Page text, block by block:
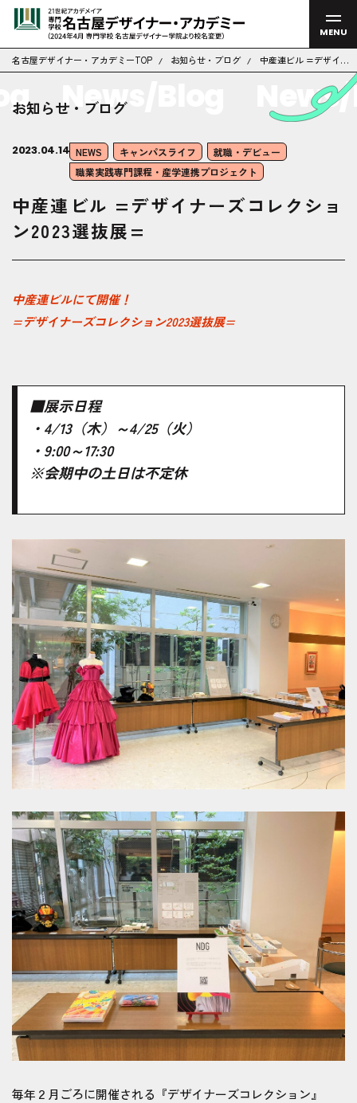
MENU
名古屋デザイナー・アカデミーTOP お知らせ・ブログ
中産連ビル =デザイナ
ーズコレクション2023
選抜展=
News/Blog News/
お知らせ・ブログ
2023.04.14 NEWS キャンパスライフ
就職・デビュー
職業実践専門課程・産学連携プロジェクト
中産連ビル =デザイナーズコレクショ
ン2023選抜展=
中産連ビルにて開催！
=デザイナーズコレクション2023選抜展=
■展示日程
・4/13（木）～4/25（火）
・9:00～17:30
※会期中の土日は不定休
毎年２月ごろに開催される『デザイナーズコレクション』